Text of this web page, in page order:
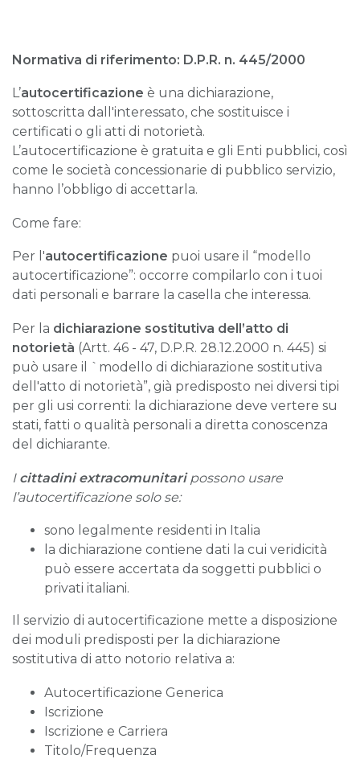
Normativa di riferimento: D.P.R. n. 445/2000
L’autocertificazione è una dichiarazione,
sottoscritta dall'interessato, che sostituisce i
certificati o gli atti di notorietà.
L’autocertificazione è gratuita e gli Enti pubblici, così
come le società concessionarie di pubblico servizio,
hanno l’obbligo di accettarla.
Come fare:
Per l'autocertificazione puoi usare il “modello
autocertificazione”: occorre compilarlo con i tuoi
dati personali e barrare la casella che interessa.
Per la dichiarazione sostitutiva dell’atto di
notorietà (Artt. 46 - 47, D.P.R. 28.12.2000 n. 445) si
può usare il `modello di dichiarazione sostitutiva
dell'atto di notorietà”, già predisposto nei diversi tipi
per gli usi correnti: la dichiarazione deve vertere su
stati, fatti o qualità personali a diretta conoscenza
del dichiarante.
I cittadini extracomunitaripossono usare
l’autocertificazione solo se:
sono legalmente residenti in Italia
la dichiarazione contiene dati la cui veridicità
può essere accertata da soggetti pubblici o
privati italiani.
Il servizio di autocertificazione mette a disposizione
dei moduli predisposti per la dichiarazione
sostitutiva di atto notorio relativa a:
Autocertificazione Generica
Iscrizione
Iscrizione e Carriera
Titolo/Frequenza